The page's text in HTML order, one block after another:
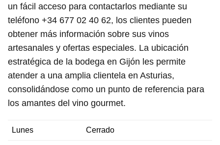
un fácil acceso para contactarlos mediante su
teléfono +34 677 02 40 62, los clientes pueden
obtener más información sobre sus vinos
artesanales y ofertas especiales. La ubicación
estratégica de la bodega en Gijón les permite
atender a una amplia clientela en Asturias,
consolidándose como un punto de referencia para
los amantes del vino gourmet.
Lunes Cerrado